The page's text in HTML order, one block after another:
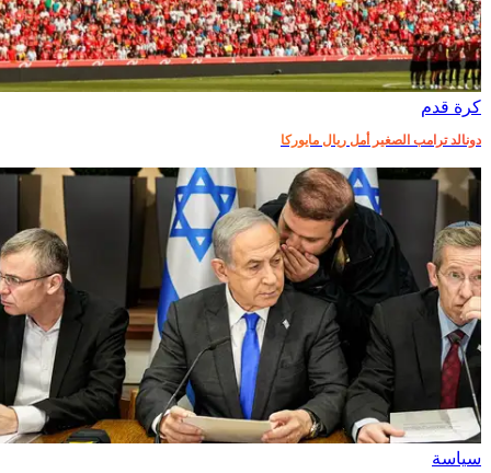
كرة قدم
دونالد ترامب الصغير أمل ريال مايوركا
سياسة